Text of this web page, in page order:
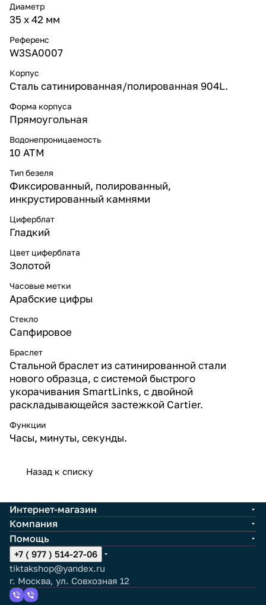
Диаметр
35 х 42 мм
Референс
W3SA0007
Корпус
Сталь сатинированная/полированная 904L.
Форма корпуса
Прямоугольная
Водонепроницаемость
10 ATM
Тип безеля
Фиксированный, полированный,
инкрустированный камнями
Циферблат
Гладкий
Цвет циферблата
Золотой
Часовые метки
Арабские цифры
Стекло
Сапфировое
Браслет
Стальной браслет из сатинированной стали
нового образца, с системой быстрого
укорачивания SmartLinks, с двойной
раскладывающейся застежкой Cartier.
Функции
Часы, минуты, cекунды.
Назад к списку
Интернет-магазин
Компания
Помощь
+7 ( 977 ) 514-27-06
tiktakshop@yandex.ru
г. Москва, ул. Совхозная 12